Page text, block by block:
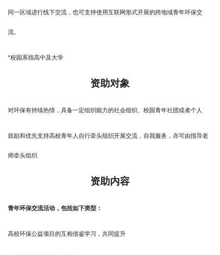
同一区域进行线下交流，也可支持使用互联网形式开展的跨地域青年环保交
流。
*校园系指高中及大学
资助对象
对环保有持续热情，具备一定组织能力的社会组织、校园青年社团或者个人
鼓励和优先支持高校青年人自行牵头组织开展交流，自我服务，亦可由指导老
师牵头组织
资助内容
青年环保交流活动，包括如下类型：
高校环保公益项目的互相借鉴学习，共同提升